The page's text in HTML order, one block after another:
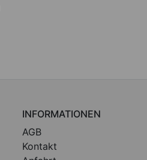
INFORMATIONEN
AGB
Kontakt